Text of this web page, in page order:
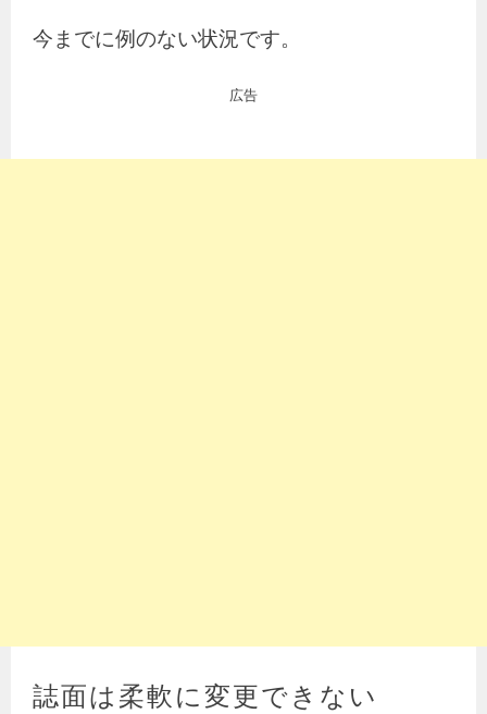
今までに例のない状況です。
広告
誌面は柔軟に変更できない